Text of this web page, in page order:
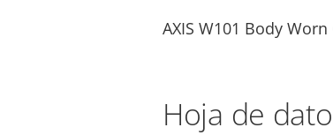
AXIS W101 Body
Hoja de